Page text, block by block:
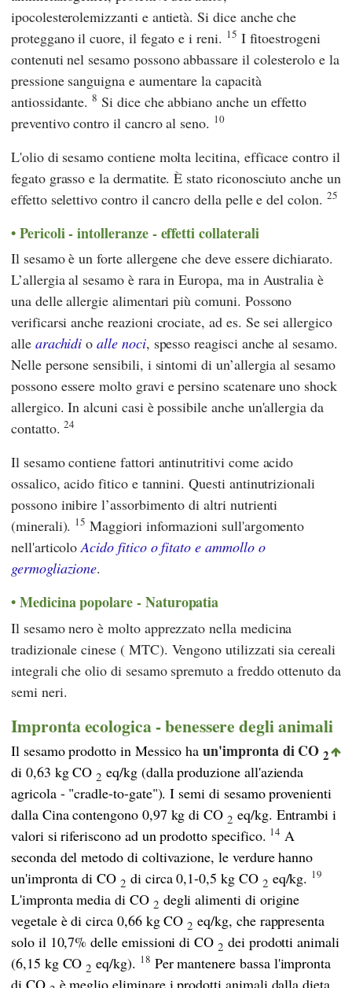
ipocolesterolemizzanti e antietà. Si dice anche che
proteggano il cuore, il fegato e i reni. 15 I fitoestrogeni
contenuti nel sesamo possono abbassare il colesterolo e la
pressione sanguigna e aumentare la capacità
antiossidante.8 Si dice che abbiano anche un effetto
preventivo contro il cancro al seno. 10
L'olio di sesamo contiene molta lecitina, efficace contro il
fegato grasso e la dermatite. È stato riconosciuto anche un
effetto selettivo contro il cancro della pelle e del colon. 25
Pericoli - intolleranze - effetti collaterali
Il sesamo è un forte allergene che deve essere dichiarato.
L’allergia al sesamo è rara in Europa, ma in Australia è
una delle allergie alimentari più comuni. Possono
verificarsi anche reazioni crociate, ad es. Se sei allergico
alle arachidi oalle noci, spesso reagisci anche al sesamo.
Nelle persone sensibili, i sintomi di un’allergia al sesamo
possono essere molto gravi e persino scatenare uno shock
allergico. In alcuni casi è possibile anche un'allergia da
contatto.24
Il sesamo contiene fattori antinutritivi come acido
ossalico, acido fitico e tannini. Questi antinutrizionali
possono inibire l’assorbimento di altri nutrienti
(minerali). 15 Maggiori informazioni sull'argomento
nell'articoloAcido fitico o fitato e ammollo o
germogliazione.
Medicina popolare - Naturopatia
Il sesamo nero è molto apprezzato nella medicina
tradizionale cinese( MTC). Vengono utilizzati sia cereali
integrali che olio di sesamo spremuto a freddo ottenuto da
semi neri.
Impronta ecologica - benessere degli animali
Il sesamo prodotto in Messico ha un'impronta di CO2
di 0,63 kg CO 2 eq/kg (dalla produzione all'azienda
agricola - "cradle-to-gate"). I semi di sesamo provenienti
dalla Cina contengono 0,97 kg di CO 2 eq/kg. Entrambi i
valori si riferiscono ad un prodotto specifico. 14 A
seconda del metodo di coltivazione, le verdure hanno
un'impronta di CO 2 di circa 0,1-0,5 kg CO 2 eq/kg. 19
L'impronta media di CO 2 degli alimenti di origine
vegetale è di circa 0,66 kg CO 2 eq/kg, che rappresenta
solo il 10,7% delle emissioni di CO 2 dei prodotti animali
(6,15 kg CO 2 eq/kg). 18 Per mantenere bassa l'impronta
di CO
è meglio eliminare i prodotti animali dalla dieta.